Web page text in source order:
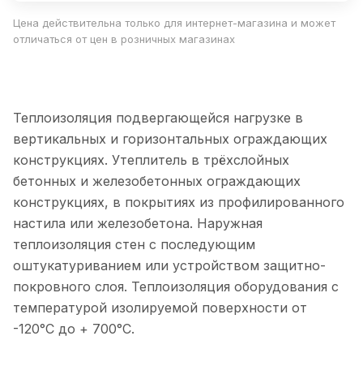
Цена действительна только для интернет-магазина и может
отличаться от цен в розничных магазинах
Теплоизоляция подвергающейся нагрузке в
вертикальных и горизонтальных ограждающих
конструкциях. Утеплитель в трёхслойных
бетонных и железобетонных ограждающих
конструкциях, в покрытиях из профилированного
настила или железобетона. Наружная
теплоизоляция стен с последующим
оштукатуриванием или устройством защитно-
покровного слоя. Теплоизоляция оборудования с
температурой изолируемой поверхности от
-120°С до + 700°С.